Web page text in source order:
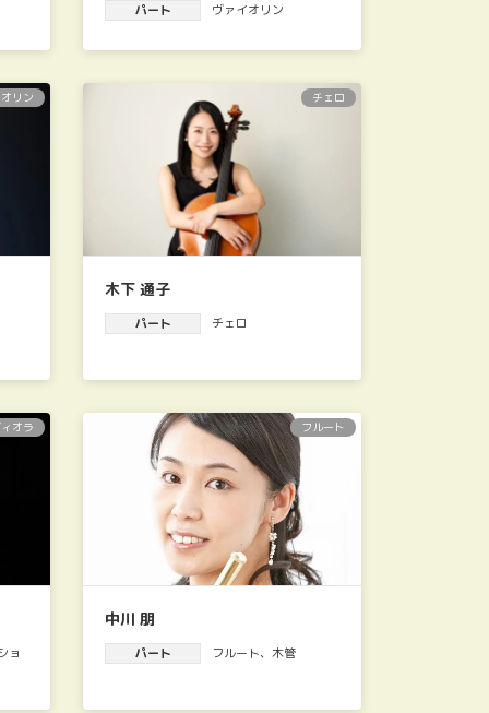
パート ヴァイオリン
リン チェロ
木下 通子
パート チェロ
オラ
ョ
フルート
中川 朋
パート フルート、 木管